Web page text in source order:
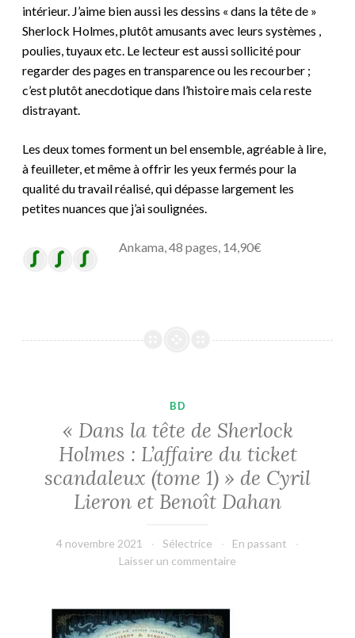
intérieur. J’aime bien aussi les dessins « dans la tête de »
Sherlock Holmes, plutôt amusants avec leurs systèmes ,
poulies, tuyaux etc. Le lecteur est aussi sollicité pour
regarder des pages en transparence ou les recourber ;
c’est plutôt anecdotique dans l’histoire mais cela reste
distrayant.
Les deux tomes forment un bel ensemble, agréable à lire,
à feuilleter, et même à offrir les yeux fermés pour la
qualité du travail réalisé, qui dépasse largement les
petites nuances que j’ai soulignées.
Ankama, 48 pages, 14,90€
BD
« Dans la tête de Sherlock
Holmes : L’affaire du ticket
scandaleux (tome 1) » de Cyril
Lieron et Benoît Dahan
4 novembre 2021 Sélectrice
En passant
Laisser un commentaire